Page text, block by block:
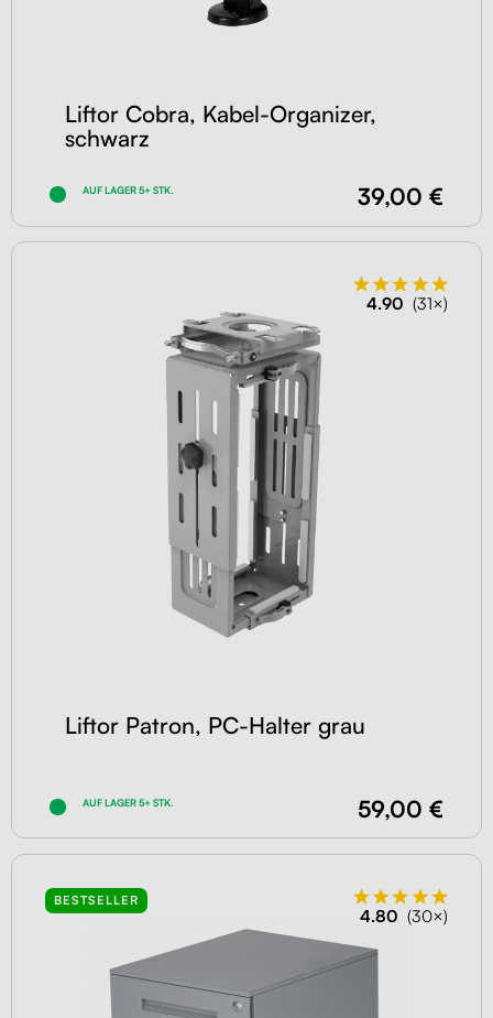
Liftor Cobra, Kabel-Organizer,
schwarz
AUF LAGER 5+ STK. 39,00 €
4.90 (31×)
Liftor Patron, PC-Halter grau
AUF LAGER 5+ STK. 59,00 €
BESTSELLER
4.80 (30×)